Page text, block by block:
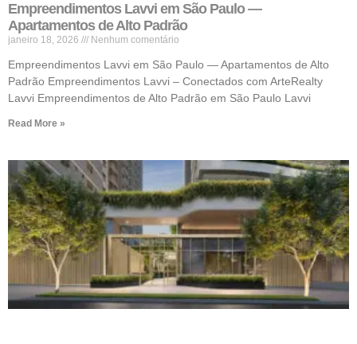
Empreendimentos Lavvi em São Paulo —
Apartamentos de Alto Padrão
janeiro 18, 2026 Nenhum comentário
Empreendimentos Lavvi em São Paulo — Apartamentos de Alto
Padrão Empreendimentos Lavvi – Conectados com ArteRealty
Lavvi Empreendimentos de Alto Padrão em São Paulo Lavvi
Read More »